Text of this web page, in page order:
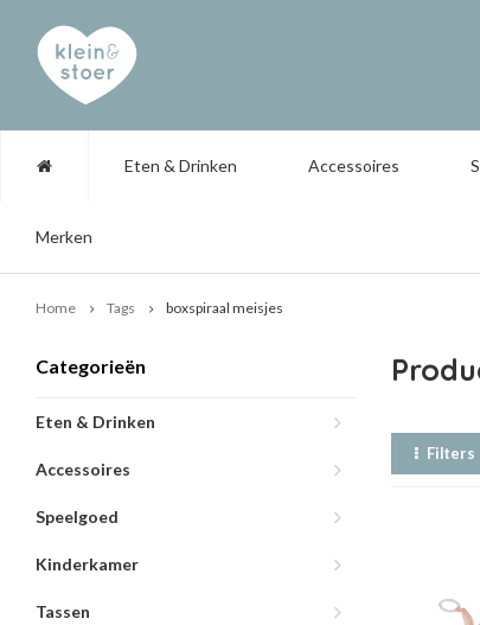
Eten & Drinken Accessoires
Merken
Home Tags boxspiraal meisjes
Categorieën
Eten & Drinken
Accessoires
Speelgoed
Kinderkamer
Tassen
Filters